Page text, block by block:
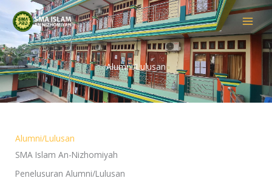
content
Alumni/Lulusan
Alumni/Lulusan
SMA Islam An-Nizhomiyah
Penelusuran Alumni/Lulusan